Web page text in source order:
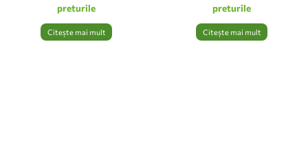
preturile
Citește mai mult
preturile
Citește mai mult